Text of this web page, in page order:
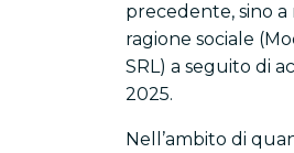
precedente, sino
ragione sociale
SRL) a seguito di
2025.
Nell’ambito di